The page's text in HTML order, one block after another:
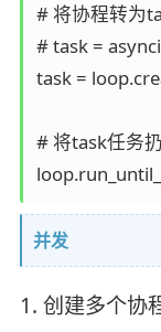
# 将协程转为
# task =
task =
# 将task任务
并发
1. 创建多个协